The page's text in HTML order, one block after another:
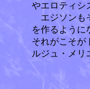
やエロティシ
エジソンも
を作るように
それがこそが
ルジュ・メリ